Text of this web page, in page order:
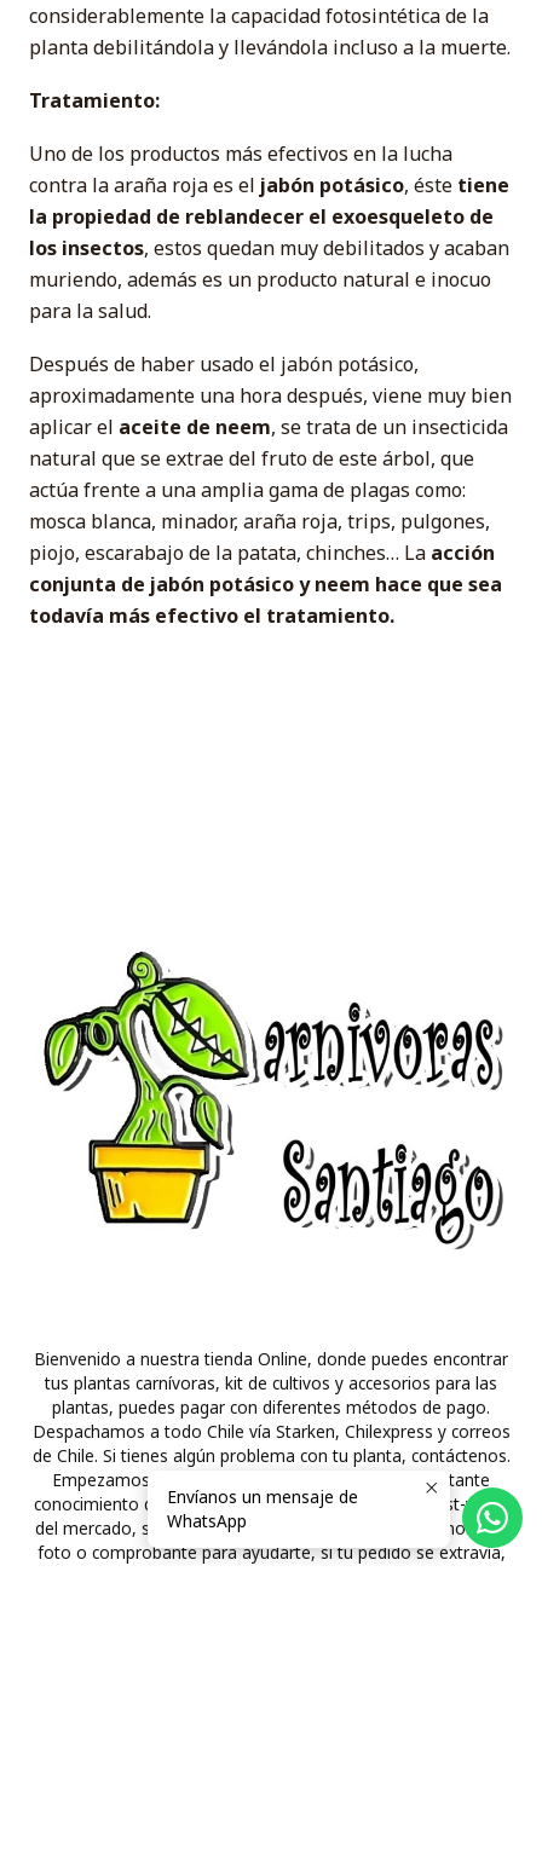
considerablemente la capacidad fotosintética de la
planta debilitándola y llevándola incluso a la muerte.
Tratamiento:
Uno de los productos más efectivos en la lucha
contra la araña roja es el jabón potásico, éste tiene
la propiedad de reblandecer el exoesqueleto de
los insectos, estos quedan muy debilitados y acaban
muriendo, además es un producto natural e inocuo
para la salud.
Después de haber usado el jabón potásico,
aproximadamente una hora después, viene muy bien
aplicar el aceite de neem, se trata de un insecticida
natural que se extrae del fruto de este árbol, que
actúa frente a una amplia gama de plagas como:
mosca blanca, minador, araña roja, trips, pulgones,
piojo, escarabajo de la patata, chinches… La acción
conjunta de jabón potásico y neem hace que sea
todavía más efectivo el tratamiento.
Bienvenido a nuestra tienda Online, donde puedes encontrar
tus plantas carnívoras, kit de cultivos y accesorios para las
plantas, puedes pagar con diferentes métodos de pago.
Despachamos a todo Chile vía Starken, Chilexpress y correos
de Chile. Si tienes algún problema con tu planta, contáctenos.
Empezamos el 2012 con este hobbie tenemos bastante
conocimiento de las plantas carnívoras y la mejor post-venta
del mercado, si tienes problemas con tu envío, envíanos una
foto o comprobante para ayudarte, si tu pedido se extravía,
Envíanos un mensaje de
WhatsApp